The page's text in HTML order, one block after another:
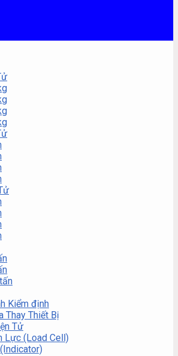
Kiểm định
Thay Thiết Bị
Tử
Lực (Load Cell)